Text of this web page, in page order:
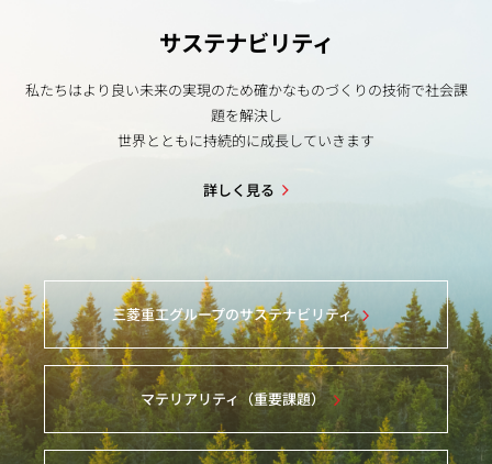
サステナビリティ
私たちはより良い未来の実現のため確かなものづくりの技術で社会課
題を解決し
世界とともに持続的に成長していきます
詳しく見る
三菱重工グループのサステナビリティ
マテリアリティ（重要課題）